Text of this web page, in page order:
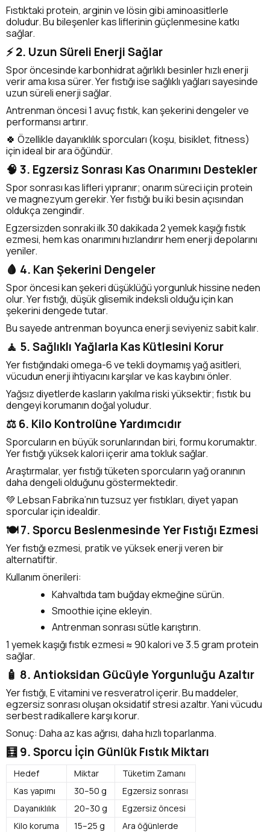
Fıstıktaki protein, arginin ve lösin gibi aminoasitlerle
doludur. Bu bileşenler kas liflerinin güçlenmesine katkı
sağlar.
⚡ 2. Uzun Süreli Enerji Sağlar
Spor öncesinde karbonhidrat ağırlıklı besinler hızlı enerji
verir ama kısa sürer. Yer fıstığı ise sağlıklı yağları sayesinde
uzun süreli enerji sağlar.
Antrenman öncesi 1 avuç fıstık, kan şekerini dengeler ve
performansı artırır.
🍀 Özellikle dayanıklılık sporcuları (koşu, bisiklet, fitness)
için ideal bir ara öğündür.
🧠 3. Egzersiz Sonrası Kas Onarımını Destekler
Spor sonrası kas lifleri yıpranır; onarım süreci için protein
ve magnezyum gerekir. Yer fıstığı bu iki besin açısından
oldukça zengindir.
Egzersizden sonraki ilk 30 dakikada 2 yemek kaşığı fıstık
ezmesi, hem kas onarımını hızlandırır hem enerji depolarını
yeniler.
🩸 4. Kan Şekerini Dengeler
Spor öncesi kan şekeri düşüklüğü yorgunluk hissine neden
olur. Yer fıstığı, düşük glisemik indeksli olduğu için kan
şekerini dengede tutar.
Bu sayede antrenman boyunca enerji seviyeniz sabit kalır.
🧘 5. Sağlıklı Yağlarla Kas Kütlesini Korur
Yer fıstığındaki omega-6 ve tekli doymamış yağ asitleri,
vücudun enerji ihtiyacını karşılar ve kas kaybını önler.
Yağsız diyetlerde kasların yakılma riski yüksektir; fıstık bu
dengeyi korumanın doğal yoludur.
⚖️ 6. Kilo Kontrolüne Yardımcıdır
Sporcuların en büyük sorunlarından biri, formu korumaktır.
Yer fıstığı yüksek kalori içerir ama tokluk sağlar.
Araştırmalar, yer fıstığı tüketen sporcuların yağ oranının
daha dengeli olduğunu göstermektedir.
💚 Lebsan Fabrika’nın tuzsuz yer fıstıkları, diyet yapan
sporcular için idealdir.
🍽️ 7. Sporcu Beslenmesinde Yer Fıstığı Ezmesi
Yer fıstığı ezmesi, pratik ve yüksek enerji veren bir
alternatiftir.
Kullanım önerileri:
Kahvaltıda tam buğday ekmeğine sürün.
Smoothie içine ekleyin.
Antrenman sonrası sütle karıştırın.
1 yemek kaşığı fıstık ezmesi ≈ 90 kalori ve 3.5 gram protein
sağlar.
🧴 8. Antioksidan Gücüyle Yorgunluğu Azaltır
Yer fıstığı, E vitamini ve resveratrol içerir. Bu maddeler,
egzersiz sonrası oluşan oksidatif stresi azaltır. Yani vücudu
serbest radikallere karşı korur.
Sonuç: Daha az kas ağrısı, daha hızlı toparlanma.
🧮 9. Sporcu İçin Günlük Fıstık Miktarı
Hedef Miktar
Tüketim Zamanı
Kas yapımı
30–50 g
Egzersiz sonrası
Dayanıklılık
20–30 g
Egzersiz öncesi
Kilo koruma
15–25 g Ara öğünlerde